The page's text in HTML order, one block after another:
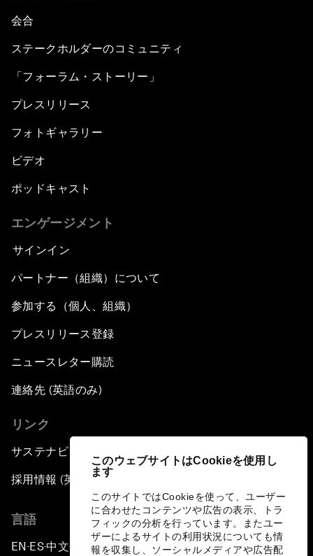
このウェブサイトはCookieを使用し
ます
このサイトではCookieを使って、ユーザー
に合わせたコンテンツや広告の表示、トラ
フィックの分析を行っています。またユー
ザーによるサイトの利用状況についても情
報を収集し、ソーシャルメディアや広告配
会合
ステークホルダーのコミュニティ
「フォーラム・ストーリー」
プレスリリース
フォトギャラリー
ビデオ
ポッドキャスト
エンゲージメント
サインイン
パートナー（組織）について
参加する（個人、組織）
プレスリリース登録
ニュースレター購読
連絡先 (英語のみ)
リンク
サステナビリティへの取り組み
採用情報 (英語のみ)
言語
EN ▪ES▪中文▪ 日本語